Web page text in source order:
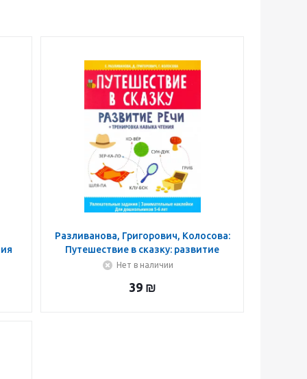
Разливанова, Григорович, Колосова:
Путешествие в сказку: развитие
речи + тренировка навыка чтения
Нет в наличии
39₪